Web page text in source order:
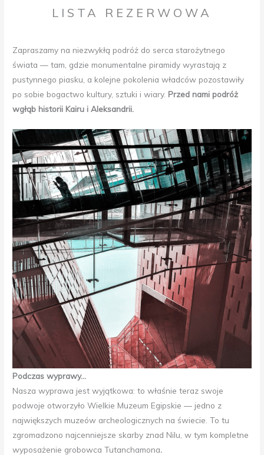
LISTA REZERWOWA
Zapraszamy na niezwykłą podróż do serca starożytnego
świata — tam, gdzie monumentalne piramidy wyrastają z
pustynnego piasku, a kolejne pokolenia władców pozostawiły
po sobie bogactwo kultury, sztuki i wiary. Przed nami podróż
wgłąb historii Kairu i Aleksandrii.
Podczas wyprawy…
Nasza wyprawa jest wyjątkowa: to właśnie teraz swoje
podwoje otworzyło Wielkie Muzeum Egipskie — jedno z
największych muzeów archeologicznych na świecie. To tu
zgromadzono najcenniejsze skarby znad Nilu, w tym kompletne
wyposażenie grobowca Tutanchamona.